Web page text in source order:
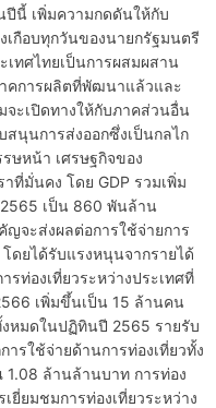
นี้ เพิ่มความกดดันให้กับ
เกือบทุกวันของนายกรัฐมนตรี
เทศไทยเป็นการผสมผสาน
คการผลิตที่พัฒนาแล้วและ
จะเปิดทางให้กับภาคส่วนอื่น
นุนการส่งออกซึ่งเป็นกลไก
ษหน้า เศรษฐกิจของ
ที่มั่นคง โดย GDP รวมเพิ่ม
เป็น 860 พันล้าน
จะส่งผลต่อการใช้จ่ายการ
ดยได้รับแรงหนุนจากรายได้
รท่องเที่ยวระหว่างประเทศที่
เพิ่มขึ้นเป็น 15 ล้านคน
หมดในปฏิทินปี 2565 รายรับ
ารใช้จ่ายด้านการท่องเที่ยวทั้ง
1.08 ล้านล้านบาท การท่อง
ยี่ยมชมการท่องเที่ยวระหว่าง